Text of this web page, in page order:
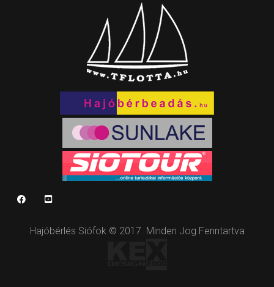
Hajóbérlés Siófok © 2017. Minden Jog Fenntartva